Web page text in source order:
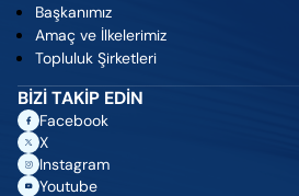
Başkanımız
Amaç ve İlkelerimiz
Topluluk Şirketleri
BİZİ TAKİP EDİN
Facebook
X
Instagram
Youtube